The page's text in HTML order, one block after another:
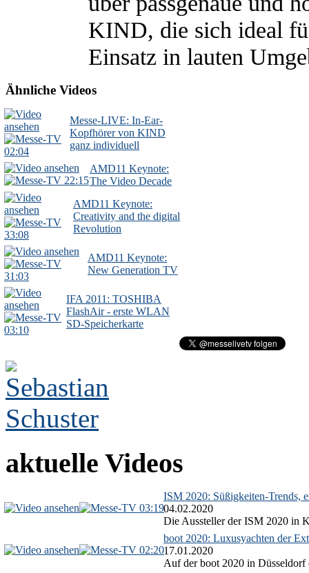
KIND, die sich ideal
Einsatz in lauten
Ähnliche Videos
02:04
Messe-LIVE: In-Ear-
Kopfhörer von KIND
ganz individuell
22:15
AMD11 Keynote:
The Video Decade
33:08
AMD11 Keynote:
Creativity and the digital
Revolution
31:03
AMD11 Keynote:
New Generation TV
03:10
IFA 2011: TOSHIBA
FlashAir - erste WLAN
SD-Speicherkarte
aktuelle Videos
03:19
ISM 2020: Süßigkeiten-Trends,
04.02.2020
Die Aussteller der ISM 2020 in
02:20
boot 2020: Luxusyachten der
17.01.2020
Auf der boot 2020 in Düsseldorf